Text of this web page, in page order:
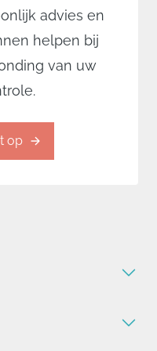
advies en
helpen bij
van uw
op